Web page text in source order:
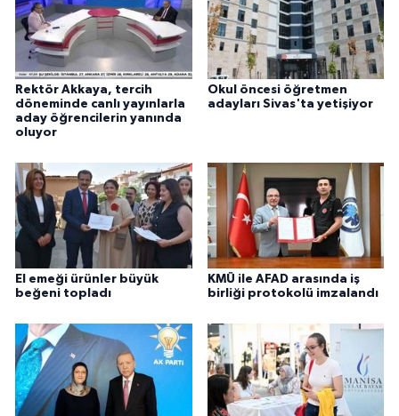
Rektör Akkaya, tercih
döneminde canlı yayınlarla
aday öğrencilerin yanında
oluyor
Okul öncesi öğretmen
adayları Sivas'ta yetişiyor
El emeği ürünler büyük
beğeni topladı
KMÜ ile AFAD arasında iş
birliği protokolü imzalandı